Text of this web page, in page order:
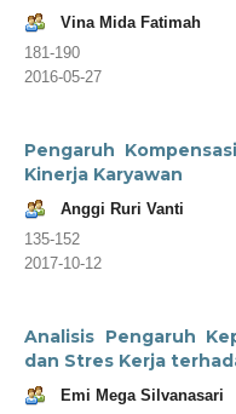
Vina Mida Fatimah
181-190
2016-05-27
Pengaruh
Kinerja Karyawan
Anggi Ruri Vanti
135-152
2017-10-12
Analisis Pengaruh
dan Stres Kerja
Emi Mega Silvanasari